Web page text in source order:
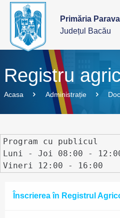
Primăria Parava
Județul Bacău
Registru
Acasa Administrație
Program cu publicul
Luni - Joi 08:00 -
Vineri 12:00 - 16:00
Înscrierea în Registrul